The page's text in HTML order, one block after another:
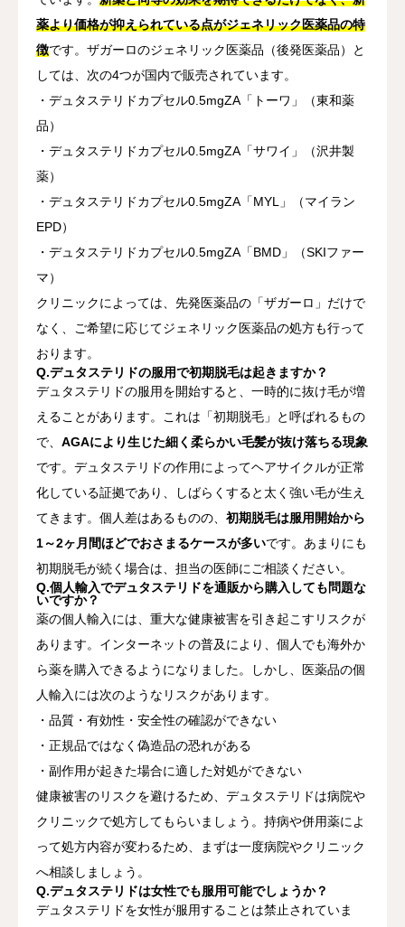
薬より価格が抑えられている点がジェネリック医薬品の特
徴です。ザガーロのジェネリック医薬品（後発医薬品）と
しては、次の4つが国内で販売されています。
・デュタステリドカプセル0.5mgZA「トーワ」（東和薬
品）
・デュタステリドカプセル0.5mgZA「サワイ」（沢井製
薬）
・デュタステリドカプセル0.5mgZA「MYL」（マイラン
EPD）
・デュタステリドカプセル0.5mgZA「BMD」（SKIファー
マ）
クリニックによっては、先発医薬品の「ザガーロ」だけで
なく、ご希望に応じてジェネリック医薬品の処方も行って
おります。
Q.デュタステリドの服用で初期脱毛は起きますか？
デュタステリドの服用を開始すると、一時的に抜け毛が増
えることがあります。これは「初期脱毛」と呼ばれるもの
で、 AGAにより生じた細く柔らかい毛髪が抜け落ちる現象
です。デュタステリドの作用によってヘアサイクルが正常
化している証拠であり、しばらくすると太く強い毛が生え
てきます。個人差はあるものの、 初期脱毛は服用開始から
1～2ヶ月間ほどでおさまるケースが多いです。あまりにも
初期脱毛が続く場合は、担当の医師にご相談ください。
Q.個人輸入でデュタステリドを通販から購入しても問題な
いですか？
薬の個人輸入には、重大な健康被害を引き起こすリスクが
あります。インターネットの普及により、個人でも海外か
ら薬を購入できるようになりました。しかし、医薬品の個
人輸入には次のようなリスクがあります。
・品質・有効性・安全性の確認ができない
・正規品ではなく偽造品の恐れがある
・副作用が起きた場合に適した対処ができない
健康被害のリスクを避けるため、デュタステリドは病院や
クリニックで処方してもらいましょう。持病や併用薬によ
って処方内容が変わるため、まずは一度病院やクリニック
へ相談しましょう。
Q.デュタステリドは女性でも服用可能でしょうか？
デュタステリドを女性が服用することは禁止されていま